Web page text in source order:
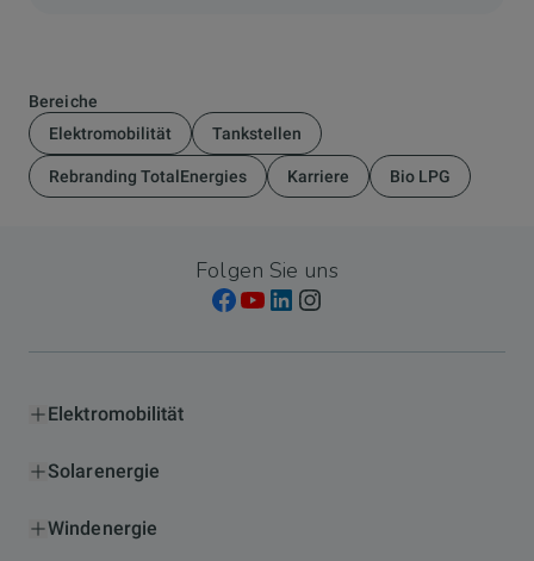
Bereiche
Elektromobilität
Tankstellen
Rebranding TotalEnergies Karriere Bio LPG
Folgen Sie uns
Elektromobilität
Solarenergie
Windenergie